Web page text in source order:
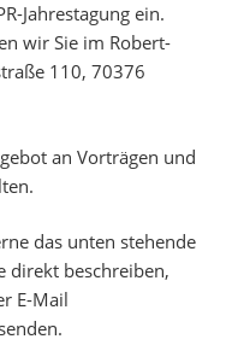
Jahrestagung ein.
wir Sie im Robert-
110, 70376
an Vorträgen und
das unten stehende
direkt beschreiben,
E-Mail